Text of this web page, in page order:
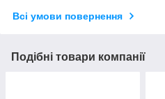
Всі умови повернення
Подібні товари компанії